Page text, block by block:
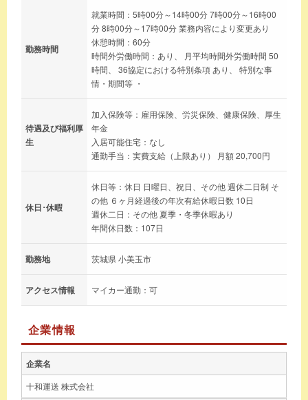
勤務時間
就業時間：5時00分～14時00分 7時00分～16時00
分 8時00分～17時00分 業務内容により変更あり
休憩時間：60分
時間外労働時間：あり、 月平均時間外労働時間 50
時間、 36協定における特別条項 あり、 特別な事
情・期間等 ・
待遇及び福利厚
生
加入保険等：雇用保険、労災保険、健康保険、厚生
年金
入居可能住宅：なし
通勤手当：実費支給（上限あり） 月額 20,700円
休日･休暇
休日等：休日 日曜日、祝日、その他 週休二日制 そ
の他 ６ヶ月経過後の年次有給休暇日数 10日
週休二日：その他 夏季・冬季休暇あり
年間休日数：107日
勤務地 茨城県 小美玉市
アクセス情報 マイカー通勤：可
企業情報
企業名
十和運送 株式会社